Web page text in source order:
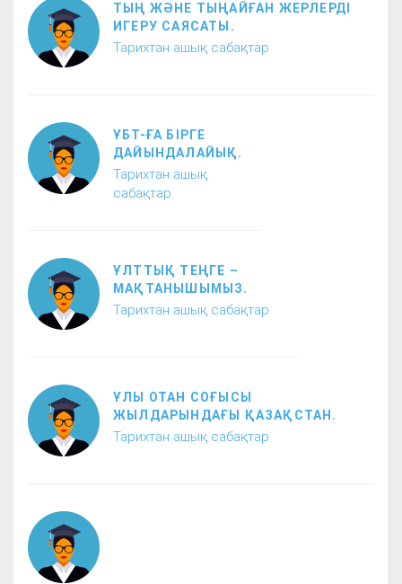
ТЫҢ ЖӘНЕ ТЫҢАЙҒАН ЖЕРЛЕРДІ
ИГЕРУ САЯСАТЫ.
Тарихтан ашық сабақтар
ҰБТ-ҒА БІРГЕ
ДАЙЫНДАЛАЙЫҚ.
Тарихтан ашық
сабақтар
ҰЛТТЫҚ ТЕҢГЕ –
МАҚТАНЫШЫМЫЗ.
Тарихтан ашық сабақтар
ҰЛЫ ОТАН СОҒЫСЫ
ЖЫЛДАРЫНДАҒЫ ҚАЗАҚСТАН.
Тарихтан ашық сабақтар